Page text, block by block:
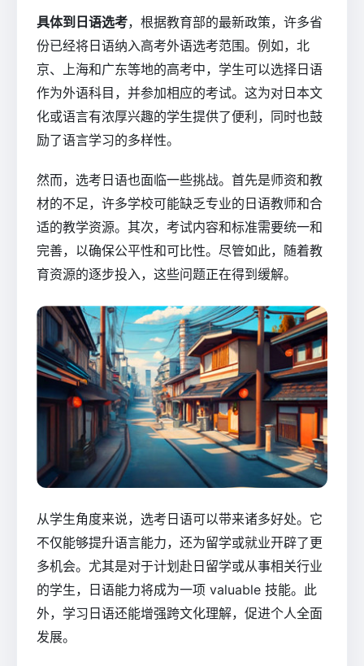
具体到日语选考，根据教育部的最新政策，许多省
份已经将日语纳入高考外语选考范围。例如，北
京、上海和广东等地的高考中，学生可以选择日语
作为外语科目，并参加相应的考试。这为对日本文
化或语言有浓厚兴趣的学生提供了便利，同时也鼓
励了语言学习的多样性。
然而，选考日语也面临一些挑战。首先是师资和教
材的不足，许多学校可能缺乏专业的日语教师和合
适的教学资源。其次，考试内容和标准需要统一和
完善，以确保公平性和可比性。尽管如此，随着教
育资源的逐步投入，这些问题正在得到缓解。
从学生角度来说，选考日语可以带来诸多好处。它
不仅能够提升语言能力，还为留学或就业开辟了更
多机会。尤其是对于计划赴日留学或从事相关行业
的学生，日语能力将成为一项 valuable 技能。此
外，学习日语还能增强跨文化理解，促进个人全面
发展。